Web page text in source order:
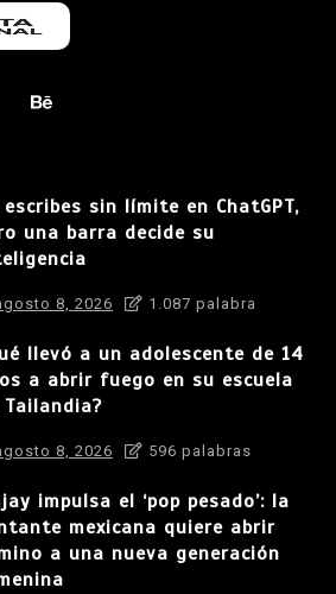
escribes sin límite en ChatGPT,
una barra decide su
8, 2026 1.087 palabra
llevó a un adolescente de 14
a abrir fuego en su escuela
Tailandia?
8, 2026 596 palabras
impulsa el ‘pop pesado’: la
mexicana quiere abrir
a una nueva generación